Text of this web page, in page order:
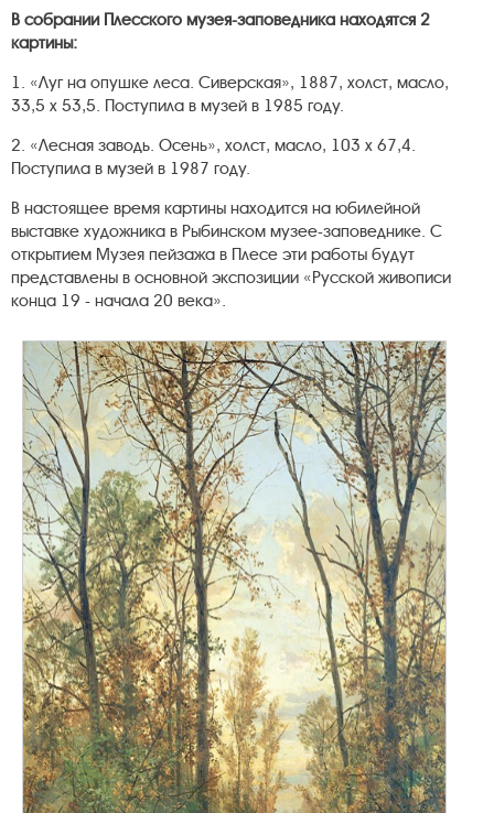
В собрании Плесского музея-заповедника находятся 2
картины:
1. «Луг на опушке леса. Сиверская», 1887, холст, масло,
33,5 х 53,5. Поступила в музей в 1985 году.
2. «Лесная заводь. Осень», холст, масло, 103 х 67,4.
Поступила в музей в 1987 году.
В настоящее время картины находится на юбилейной
выставке художника в Рыбинском музее-заповеднике. С
открытием Музея пейзажа в Плесе эти работы будут
представлены в основной экспозиции «Русской живописи
конца 19 - начала 20 века».